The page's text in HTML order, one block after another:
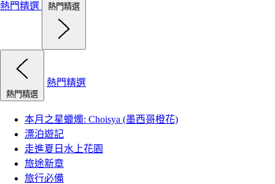
熱門精選 熱門精選
熱門精選
熱門精選
本月之星蠟燭: Choisya (墨西哥橙花)
漂泊遊記
走進夏日水上花園
旅途新章
旅行必備